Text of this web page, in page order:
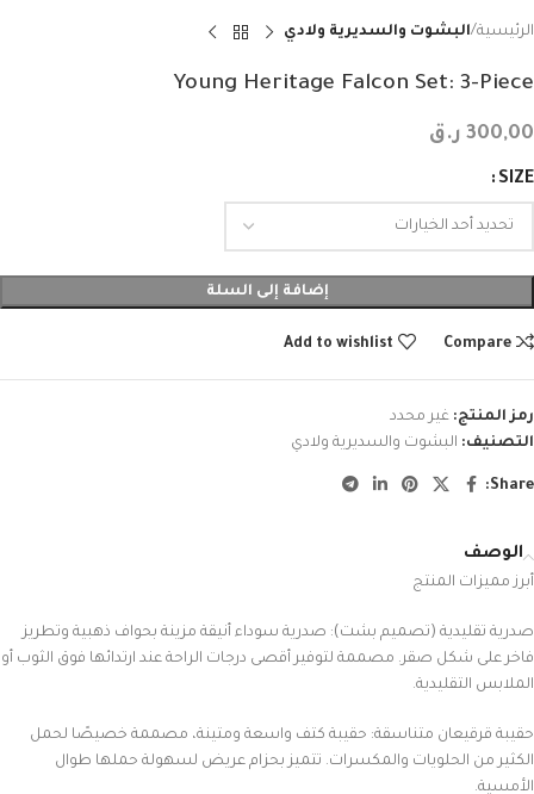
الرئيسية البشوت والسديرية ولادي
Young Heritage Falcon Set: 3-Piece
300,00 ر.ق
SIZE
إضافة إلى السلة
Compare
Add to wishlist
رمز المنتج: غير محدد
التصنيف: البشوت والسديرية ولادي
Share:
الوصف
أبرز مميزات المنتج
صدرية تقليدية (تصميم بشت): صدرية سوداء أنيقة مزينة بحواف ذهبية وتطريز
فاخر على شكل صقر. مصممة لتوفير أقصى درجات الراحة عند ارتدائها فوق الثوب أو
الملابس التقليدية.
حقيبة قرقيعان متناسقة: حقيبة كتف واسعة ومتينة، مصممة خصيصًا لحمل
الكثير من الحلويات والمكسرات. تتميز بحزام عريض لسهولة حملها طوال
الأمسية.